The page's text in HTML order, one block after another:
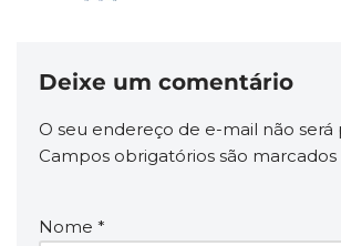
Deixe um comentário
O seu endereço de e-mail não será
Campos obrigatórios são
Nome *